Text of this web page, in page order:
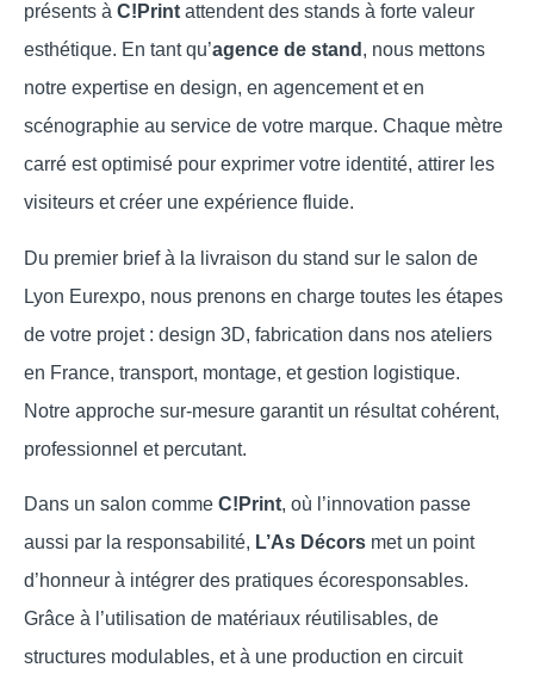
présents à C!Print attendent des stands à forte valeur
esthétique. En tant qu’agence de stand , nous mettons
notre expertise en design, en agencement et en
scénographie au service de votre marque. Chaque mètre
carré est optimisé pour exprimer votre identité, attirer les
visiteurs et créer une expérience fluide.
Du premier brief à la livraison du stand sur le salon de
Lyon Eurexpo, nous prenons en charge toutes les étapes
de votre projet : design 3D, fabrication dans nos ateliers
en France, transport, montage, et gestion logistique.
Notre approche sur-mesure garantit un résultat cohérent,
professionnel et percutant.
Dans un salon comme C!Print, où l’innovation passe
aussi par la responsabilité, L’As Décors met un point
d’honneur à intégrer des pratiques écoresponsables.
Grâce à l’utilisation de matériaux réutilisables, de
structures modulables, et à une production en circuit